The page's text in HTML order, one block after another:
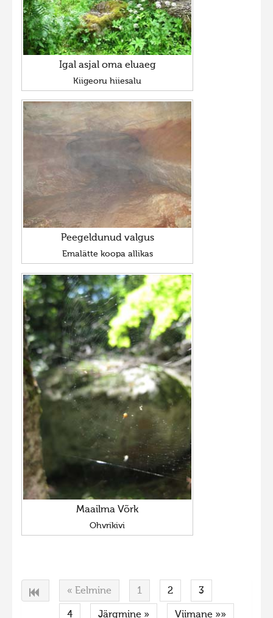
Igal asjal oma eluaeg
Kiigeoru hiiesalu
Peegeldunud valgus
Emalätte koopa allikas
Maailma Võrk
Ohvrikivi
« Eelmine 1 2 3
4 Järgmine » Viimane »»